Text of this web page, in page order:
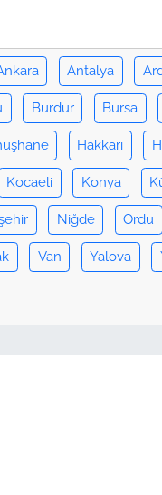
Antalya
Burdur Bursa
Hakkari
Kocaeli Konya
Niğde Ordu
Van Yalova